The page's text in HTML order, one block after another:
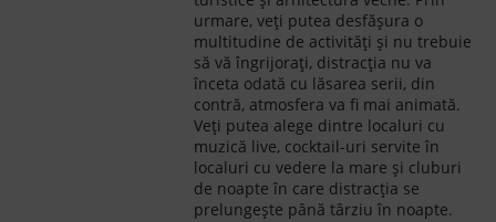
urmare, veți putea desfășura o
multitudine de activități și nu trebuie
să vă îngrijorați, distracția nu va
înceta odată cu lăsarea serii, din
contră, atmosfera va fi mai animată.
Veți putea alege dintre localuri cu
muzică live, cocktail-uri servite în
localuri cu vedere la mare și cluburi
de noapte în care distracția se
prelungește până târziu în noapte.